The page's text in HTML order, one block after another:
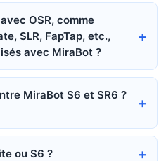
OSR, comme
SLR, FapTap, etc.,
avec MiraBot ?
MiraBot S6 et SR6 ?
ou S6 ?